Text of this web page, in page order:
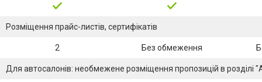
Розміщення прайс-листів, сертифікатів
2 Без обмеження
Для автосалонів: необмежене розміщення пропозицій в розділі